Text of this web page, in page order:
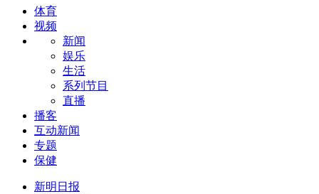
体育
视频
新闻
娱乐
生活
系列节目
直播
播客
互动新闻
专题
保健
新明日报